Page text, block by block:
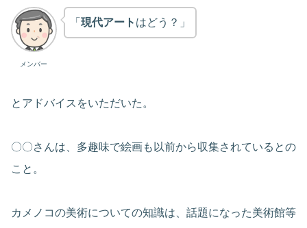
メンバー
「 現代アート はどう？」
とアドバイスをいただいた。
〇〇さんは、多趣味で絵画も以前から収集されているとの
こと。
カメノコの美術についての知識は、話題になった美術館等